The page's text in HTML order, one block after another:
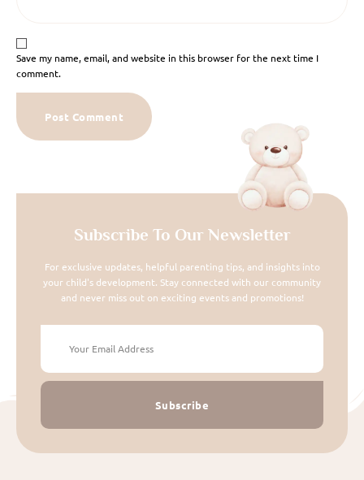
Save my name, email, and website in this browser for the next time I
comment.
Subscribe To Our Newsletter
For exclusive updates, helpful parenting tips, and insights into
your child's development. Stay connected with our community
and never miss out on exciting events and promotions!
Subscribe